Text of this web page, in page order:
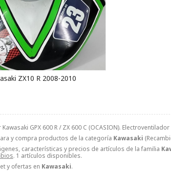
GPX 600 R / ZX 600 C (OCASION).
y compra productos de la categoría Kawasaki
características y precios de artículos de la familia
. 1 artículos disponibles.
y ofertas en Kawasaki.
ZX10 R 2008-2010